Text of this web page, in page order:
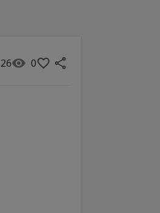
0